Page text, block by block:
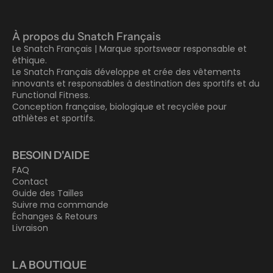
À propos du Snatch Français
Le Snatch Français | Marque sportswear responsable et
éthique.
Le Snatch Français développe et crée des vêtements
innovants et responsables à destination des sportifs et du
Functional Fitness.
Conception française, biologique et recyclée pour
athlètes et sportifs.
BESOIN D'AIDE
FAQ
Contact
Guide des Tailles
Suivre ma commande
Échanges & Retours
Livraison
LA BOUTIQUE